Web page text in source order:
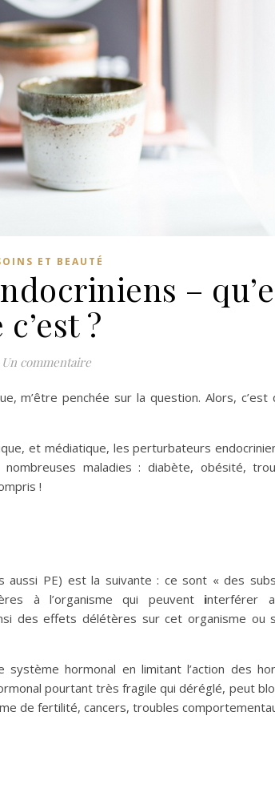
ET BEAUTÉ
–
?
Un commentaire
m’être penchée sur la question. Alors, c’est
et médiatique, les perturbateurs
maladies : diabète, obésité,
!
aussi PE) est la suivante : ce sont « des
à l’organisme qui peuvent interférer
des effets délétères sur cet organisme ou
hormonal en limitant l’action des
pourtant très fragile qui déréglé, peut
de fertilité, cancers, troubles